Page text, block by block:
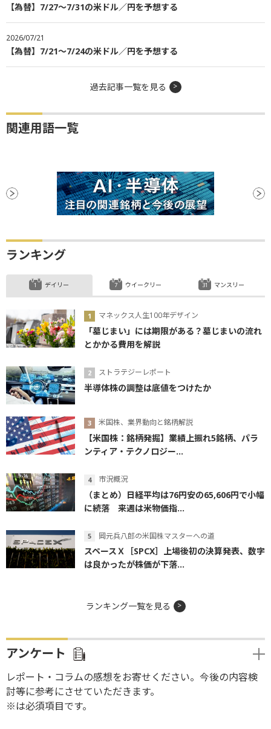
【為替】7/27～7/31の米ドル／円を予想する
2026/07/21
【為替】7/21～7/24の米ドル／円を予想する
過去記事一覧を見る
関連用語一覧
ランキング
デイリー
マネックス人生100年デザイン
「墓じまい」には期限がある？墓じまいの流れ
とかかる費用を解説
ストラテジーレポート
半導体株の調整は底値をつけたか
米国株、業界動向と銘柄解説
【米国株：銘柄発掘】業績上振れ5銘柄、パラ
ンティア・テクノロジー...
市況概況
（まとめ）日経平均は76円安の65,606円で小幅
に続落 来週は米物価指...
岡元兵八郎の米国株マスターへの道
スペースＸ［SPCX］上場後初の決算発表、数字
は良かったが株価が下落...
ウイークリー マンスリー
ランキング一覧を見る
アンケート
レポート・コラムの感想をお寄せください。今後の内容検
討等に参考にさせていただきます。
※は必須項目です。